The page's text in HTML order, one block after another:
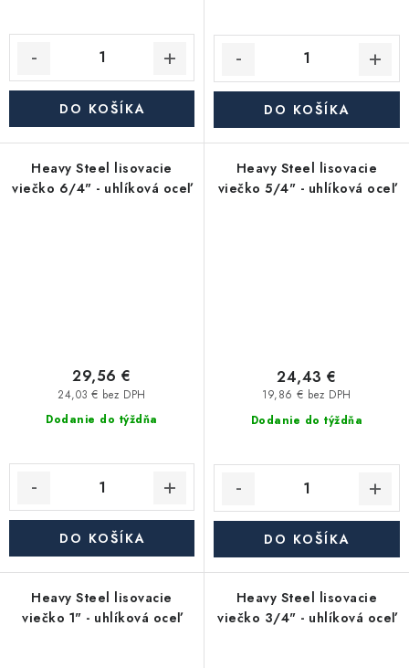
DO KOŠÍKA DO KOŠÍKA
Heavy Steel lisovacie
viečko 6/4" - uhlíková oceľ
Dodanie do týždňa
24,03 € bez DPH
29,56 €
DO KOŠÍKA
Heavy Steel lisovacie
viečko 5/4" - uhlíková oceľ
Dodanie do týždňa
19,86 € bez DPH
24,43 €
DO KOŠÍKA
Heavy Steel lisovacie
viečko 1" - uhlíková oceľ
Heavy Steel lisovacie
viečko 3/4" - uhlíková oceľ